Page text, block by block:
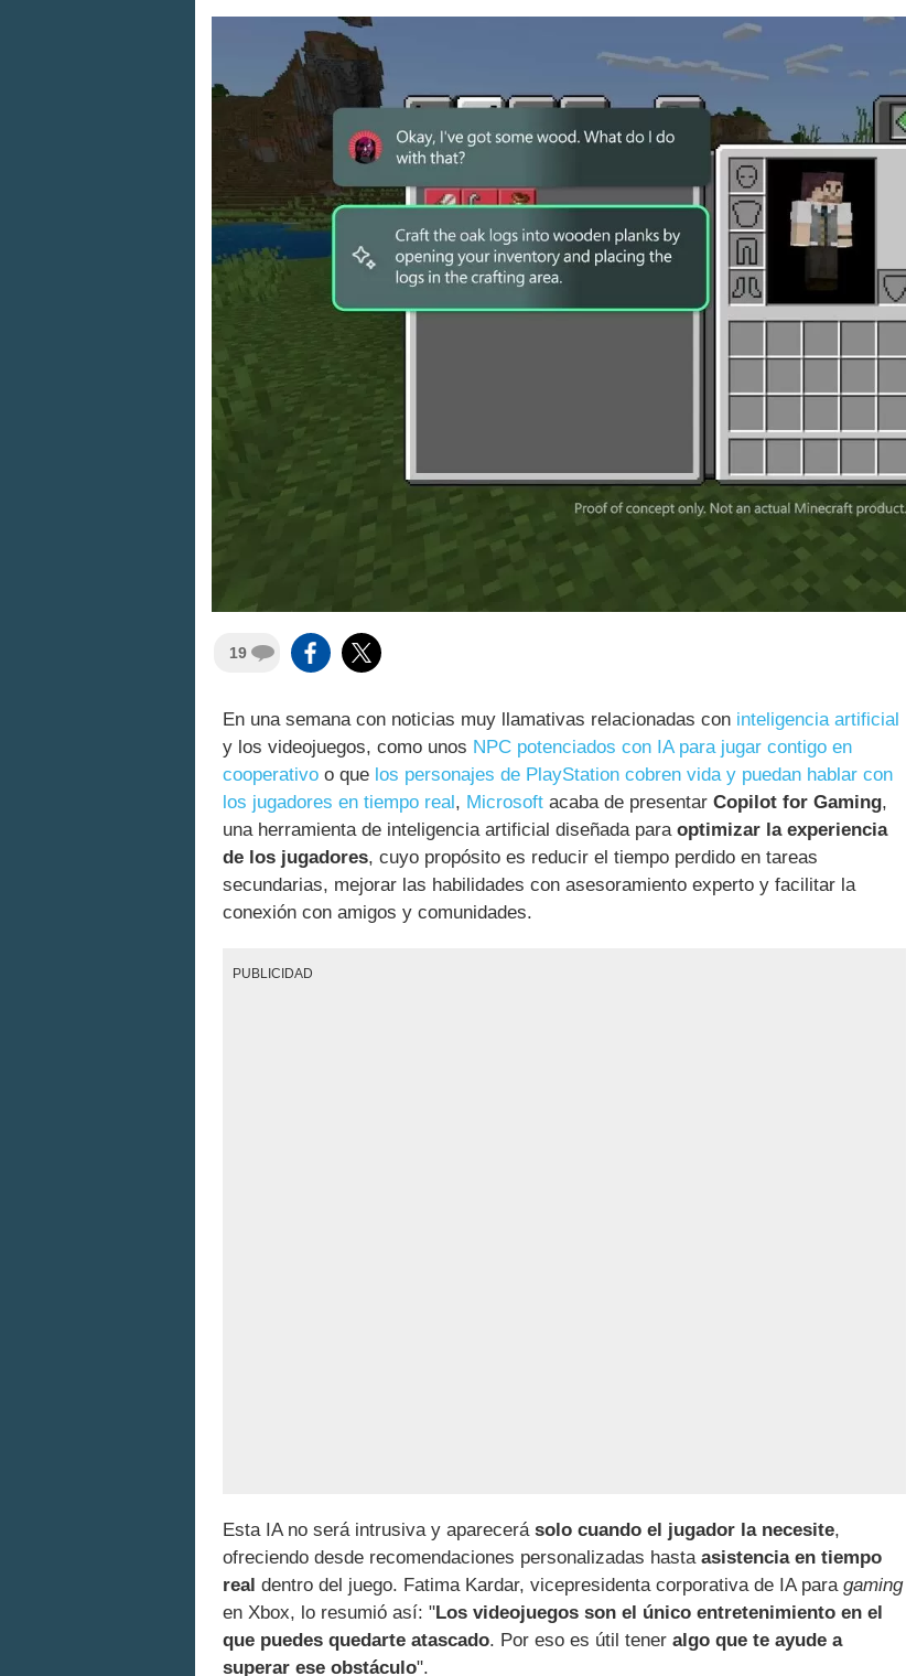
19
En una semana con noticias muy llamativas relacionadas con inteligencia artificial
y los videojuegos, como unos NPC potenciados con IA para jugar contigo en
cooperativo o que los personajes de PlayStation cobren vida y puedan hablar con
los jugadores en tiempo real , Microsoft acaba de presentar Copilot for Gaming,
una herramienta de inteligencia artificial diseñada para optimizar la experiencia
de los jugadores, cuyo propósito es reducir el tiempo perdido en tareas
secundarias, mejorar las habilidades con asesoramiento experto y facilitar la
conexión con amigos y comunidades.
PUBLICIDAD
Esta IA no será intrusiva y aparecerá solo cuando el jugador la necesite,
ofreciendo desde recomendaciones personalizadas hasta asistencia en tiempo
real dentro del juego. Fatima Kardar, vicepresidenta corporativa de IA para gaming
en Xbox, lo resumió así: "Los videojuegos son el único entretenimiento en el
que puedes quedarte atascado. Por eso es útil tener algo que te ayude a
superar ese obstáculo".